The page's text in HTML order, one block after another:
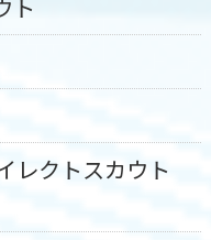
ト
レクトスカウト